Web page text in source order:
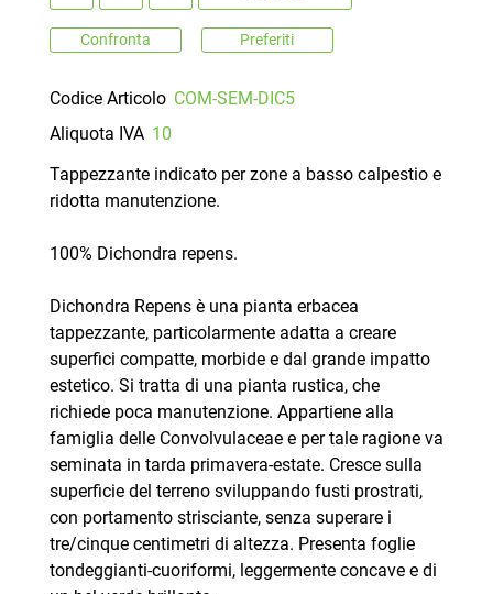
Confronta Preferiti
Codice Articolo COM-SEM-DIC5
Aliquota IVA 10
Tappezzante indicato per zone a basso calpestio e
ridotta manutenzione.
100% Dichondra repens.
Dichondra Repens è una pianta erbacea
tappezzante, particolarmente adatta a creare
superfici compatte, morbide e dal grande impatto
estetico. Si tratta di una pianta rustica, che
richiede poca manutenzione. Appartiene alla
famiglia delle Convolvulaceae e per tale ragione va
seminata in tarda primavera-estate. Cresce sulla
superficie del terreno sviluppando fusti prostrati,
con portamento strisciante, senza superare i
tre/cinque centimetri di altezza. Presenta foglie
tondeggianti-cuoriformi, leggermente concave e di